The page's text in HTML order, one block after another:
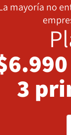
mayoría no
3